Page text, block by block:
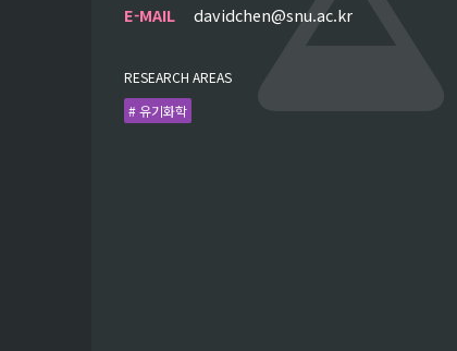
E-MAIL
davidchen@snu.ac.kr
RESEARCH AREAS
# 유기화학